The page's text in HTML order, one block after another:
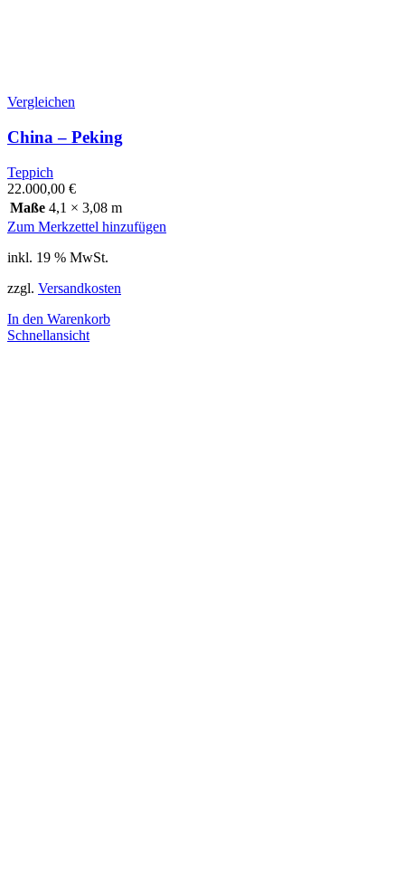
Vergleichen
China – Peking
Teppich
22.000,00 €
Maße 4,1 × 3,08 m
Zum Merkzettel hinzufügen
inkl. 19 % MwSt.
zzgl. Versandkosten
In den Warenkorb
Schnellansicht